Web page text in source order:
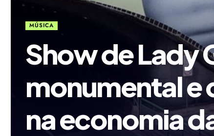
MÚSICA
Show de Lady
monumental e
na economia